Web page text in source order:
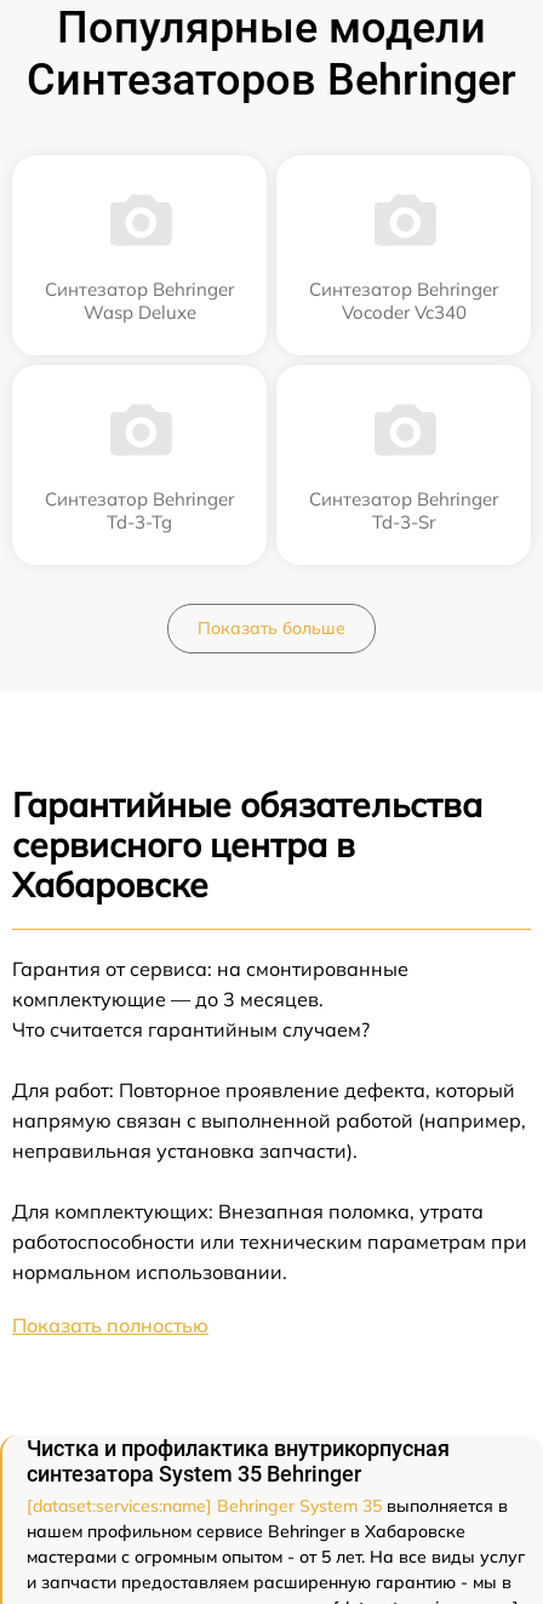
Популярные модели
Синтезаторов Behringer
Синтезатор Behringer
Wasp Deluxe
Синтезатор Behringer
Vocoder Vc340
Синтезатор Behringer
Td-3-Tg
Синтезатор Behringer
Td-3-Sr
Показать больше
Гарантийные обязательства
сервисного центра в
Хабаровске
Гарантия от сервиса: на смонтированные
комплектующие — до 3 месяцев.
Что считается гарантийным случаем?
Для работ: Повторное проявление дефекта, который
напрямую связан с выполненной работой (например,
неправильная установка запчасти).
Для комплектующих: Внезапная поломка, утрата
работоспособности или техническим параметрам при
нормальном использовании.
Показать полностью
Чистка и профилактика внутрикорпусная
синтезатора System 35 Behringer
[dataset:services:name] Behringer System 35 выполняется в
нашем профильном сервисе Behringer в Хабаровске
мастерами с огромным опытом - от 5 лет. На все виды услуг
и запчасти предоставляем расширенную гарантию - мы в